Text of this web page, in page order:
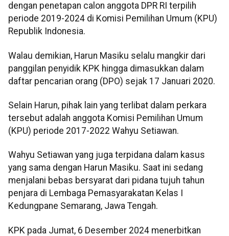
dengan penetapan calon anggota DPR RI terpilih
periode 2019-2024 di Komisi Pemilihan Umum (KPU)
Republik Indonesia.
Walau demikian, Harun Masiku selalu mangkir dari
panggilan penyidik KPK hingga dimasukkan dalam
daftar pencarian orang (DPO) sejak 17 Januari 2020.
Selain Harun, pihak lain yang terlibat dalam perkara
tersebut adalah anggota Komisi Pemilihan Umum
(KPU) periode 2017-2022 Wahyu Setiawan.
Wahyu Setiawan yang juga terpidana dalam kasus
yang sama dengan Harun Masiku. Saat ini sedang
menjalani bebas bersyarat dari pidana tujuh tahun
penjara di Lembaga Pemasyarakatan Kelas I
Kedungpane Semarang, Jawa Tengah.
KPK pada Jumat, 6 Desember 2024 menerbitkan